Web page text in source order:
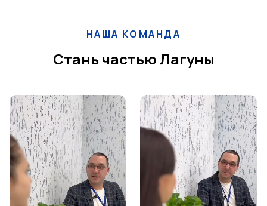
НАША КОМАНДА
Стань частью Лагуны